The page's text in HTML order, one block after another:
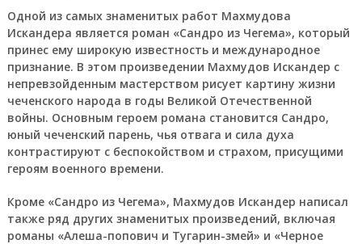
Одной из самых знаменитых работ Махмудова
Искандера является роман «Сандро из Чегема», который
принес ему широкую известность и международное
признание. В этом произведении Махмудов Искандер с
непревзойденным мастерством рисует картину жизни
чеченского народа в годы Великой Отечественной
войны. Основным героем романа становится Сандро,
юный чеченский парень, чья отвага и сила духа
контрастируют с беспокойством и страхом, присущими
героям военного времени.
Кроме «Сандро из Чегема», Махмудов Искандер написал
также ряд других знаменитых произведений, включая
романы «Алеша-попович и Тугарин-змей» и «Черное